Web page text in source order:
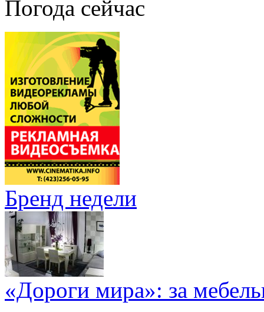
Погода сейчас
Бренд недели
«Дороги мира»: за